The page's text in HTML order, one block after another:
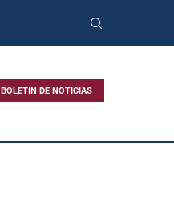
BOLETIN DE NOTICIAS